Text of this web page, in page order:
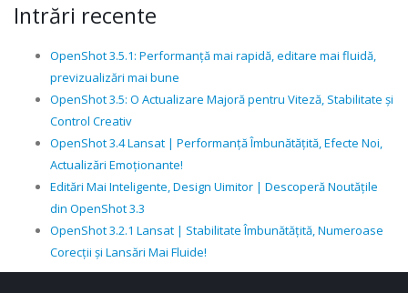
Intrări recente
OpenShot 3.5.1: Performanță mai rapidă, editare mai fluidă,
previzualizări mai bune
OpenShot 3.5: O Actualizare Majoră pentru Viteză, Stabilitate și
Control Creativ
OpenShot 3.4 Lansat | Performanță Îmbunătățită, Efecte Noi,
Actualizări Emoționante!
Editări Mai Inteligente, Design Uimitor | Descoperă Noutățile
din OpenShot 3.3
OpenShot 3.2.1 Lansat | Stabilitate Îmbunătățită, Numeroase
Corecții și Lansări Mai Fluide!